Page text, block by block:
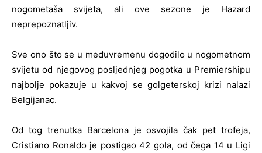
nogometaša svijeta, ali ove sezone je Hazard
neprepoznatljiv.
Sve ono što se u međuvremenu dogodilo u nogometnom
svijetu od njegovog posljednjeg pogotka u Premiershipu
najbolje pokazuje u kakvoj se golgeterskoj krizi nalazi
Belgijanac.
Od tog trenutka Barcelona je osvojila čak pet trofeja,
Cristiano Ronaldo je postigao 42 gola, od čega 14 u Ligi